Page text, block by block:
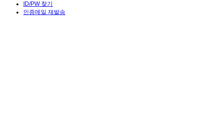
ID/PW 찾기
인증메일 재발송